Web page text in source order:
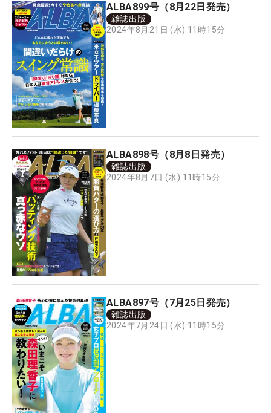
ALBA899号（8月22日発売）
雑誌出版
2024年8月21日 (水) 11時15分
ALBA898号（8月8日発売）
雑誌出版
2024年8月7日 (水) 11時15分
ALBA897号（7月25日発売）
雑誌出版
2024年7月24日 (水) 11時15分